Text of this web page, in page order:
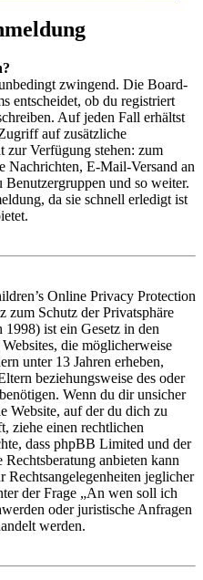
zwingend. Die Board-
entscheidet, ob du registriert
Auf jeden Fall erhältst
auf zusätzliche
zur Verfügung stehen: zum
Nachrichten, E-Mail-Versand an
und so weiter.
da sie schnell erledigt ist
Online Privacy Protection
zum Schutz der Privatsphäre
ist ein Gesetz in den
die möglicherweise
unter 13 Jahren erheben,
beziehungsweise des oder
Wenn du dir unsicher
Website, auf der du dich zu
ziehe einen rechtlichen
dass phpBB Limited und der
anbieten kann
jeglicher
der Frage „An wen soll ich
oder juristische Anfragen
werden.